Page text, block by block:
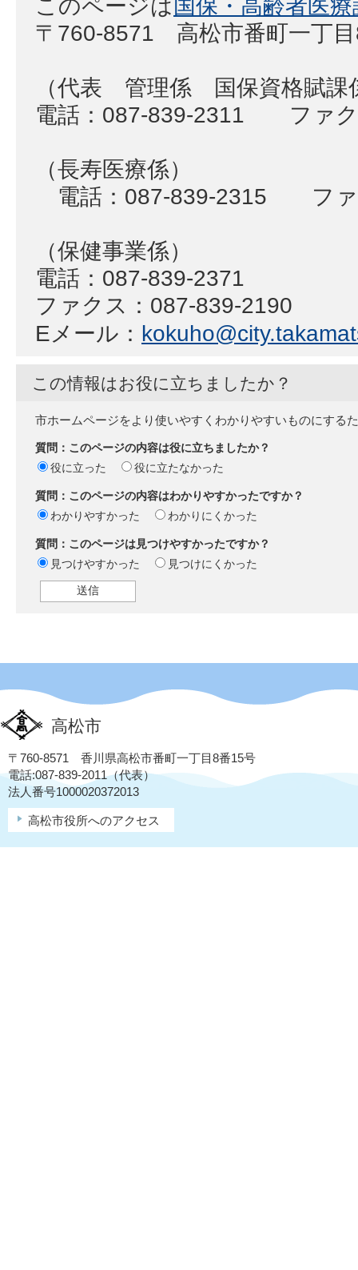
このページは国保・高齢者医療
〒760-8571 高松市番町一丁
（代表 管理係 国保資格賦
電話：087-839-2311 ファク
（長寿医療係）
電話：087-839-2315 ファ
（保健事業係）
電話：087-839-2371
ファクス：087-839-2190
Eメール：
この情報はお役に立ちましたか？
市ホームページをより使いやすくわかりやすいものにする
質問：このページの内容は役に立ちましたか？
役に立った
役に立たなかった
質問：このページの内容はわかりやすかったですか？
わかりやすかった
わかりにくかった
質問：このページは見つけやすかったですか？
見つけやすかった
見つけにくかった
高松市
〒760-8571 香川県高松市番町一丁目8番15号
電話:087-839-2011（代表）
法人番号1000020372013
高松市役所へのアクセス